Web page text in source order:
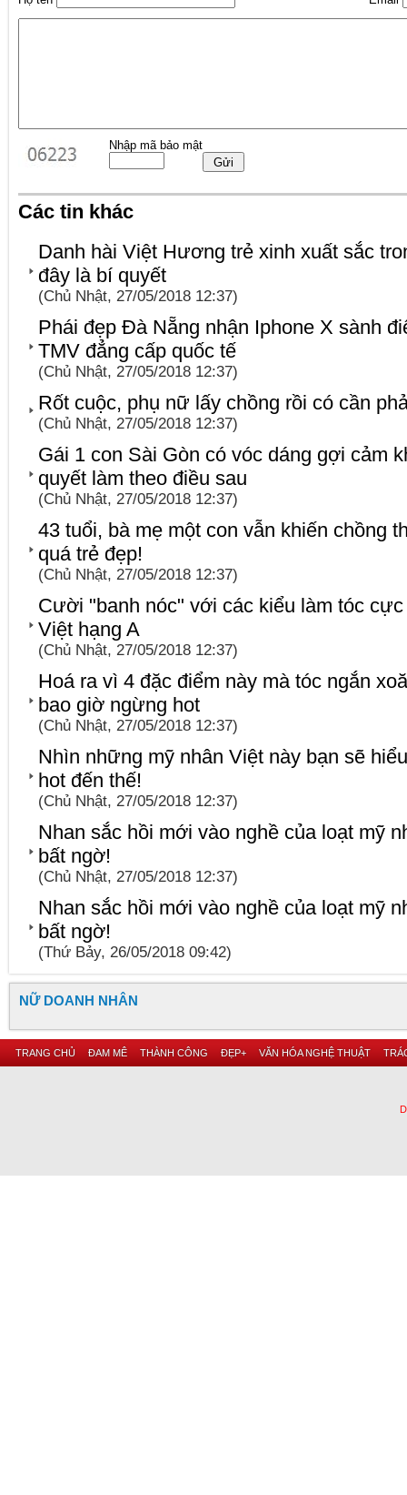
Nhập mã bảo mật
Các tin khác
Danh hài Việt Hương trẻ xinh xuất sắc
đây là bí quyết
(Chủ Nhật, 27/05/2018 12:37)
Phái đẹp Đà Nẵng nhận Iphone X sành
TMV đẳng cấp quốc tế
(Chủ Nhật, 27/05/2018 12:37)
Rốt cuộc, phụ nữ lấy chồng rồi có cần
(Chủ Nhật, 27/05/2018 12:37)
Gái 1 con Sài Gòn có vóc dáng gợi cảm
quyết làm theo điều sau
(Chủ Nhật, 27/05/2018 12:37)
43 tuổi, bà mẹ một con vẫn khiến chồng
quá trẻ đẹp!
(Chủ Nhật, 27/05/2018 12:37)
Cười "banh nóc" với các kiểu làm tóc
Việt hạng A
(Chủ Nhật, 27/05/2018 12:37)
Hoá ra vì 4 đặc điểm này mà tóc ngắn
bao giờ ngừng hot
(Chủ Nhật, 27/05/2018 12:37)
Nhìn những mỹ nhân Việt này bạn sẽ
hot đến thế!
(Chủ Nhật, 27/05/2018 12:37)
Nhan sắc hồi mới vào nghề của loạt mỹ
bất ngờ!
(Chủ Nhật, 27/05/2018 12:37)
Nhan sắc hồi mới vào nghề của loạt mỹ
bất ngờ!
(Thứ Bảy, 26/05/2018 09:42)
NỮ DOANH NHÂN
TRANG CHỦ ĐAM MÊ THÀNH CÔNG ĐẸP+ VĂN HÓA NGHỆ THUẬT